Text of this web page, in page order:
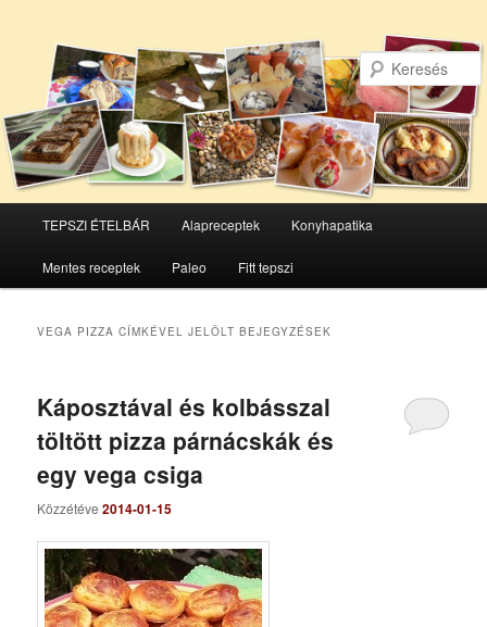
Tovább
az
Tovább
a
másodlagos
TEPSZI ÉTELBÁR Alapreceptek Konyhapatika
Mentes receptek Paleo Fitt tepszi
VEGA PIZZA CÍMKÉVEL JELÖLT BEJEGYZÉSEK
Káposztával és kolbásszal
töltött pizza párnácskák és
egy vega csiga
Közzétéve2014-01-15